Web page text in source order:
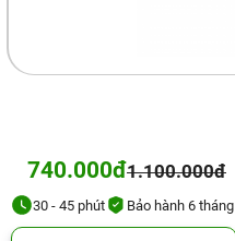
740.000đ1.100.000đ
30 - 45 phút Bảo hành 6 tháng